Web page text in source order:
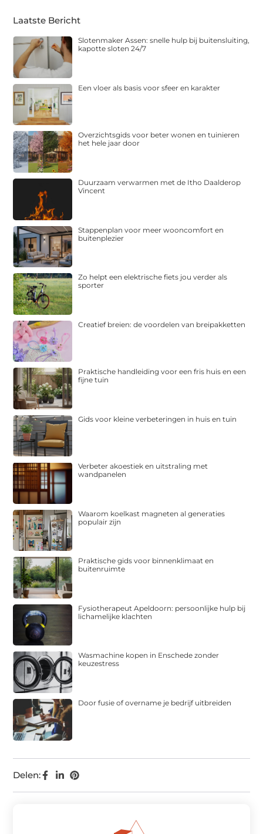
Delen:
Laatste Bericht
Slotenmaker Assen: snelle hulp bij buitensluiting,
kapotte sloten 24/7
Een vloer als basis voor sfeer en karakter
Overzichtsgids voor beter wonen en tuinieren
het hele jaar door
Duurzaam verwarmen met de Itho Daalderop
Vincent
Stappenplan voor meer wooncomfort en
buitenplezier
Zo helpt een elektrische fiets jou verder als
sporter
Creatief breien: de voordelen van breipakketten
Praktische handleiding voor een fris huis en een
fijne tuin
Gids voor kleine verbeteringen in huis en tuin
Verbeter akoestiek en uitstraling met
wandpanelen
Waarom koelkast magneten al generaties
populair zijn
Praktische gids voor binnenklimaat en
buitenruimte
Fysiotherapeut Apeldoorn: persoonlijke hulp bij
lichamelijke klachten
Wasmachine kopen in Enschede zonder
keuzestress
Door fusie of overname je bedrijf uitbreiden